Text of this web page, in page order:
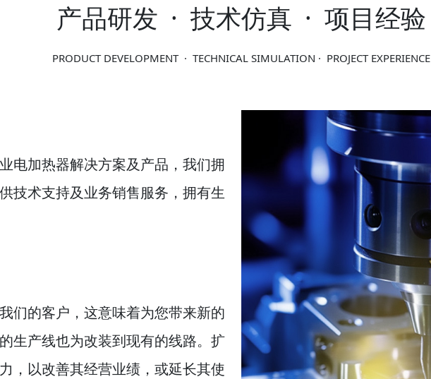
产品研发 · 技术仿真 · 项目经验
PRODUCT DEVELOPMENT · TECHNICAL SIMULATION · PROJECT EXPERIENCE
电加热器解决方案及产品，我们拥
技术支持及业务销售服务，拥有生
们的客户，这意味着为您带来新的
生产线也为改装到现有的线路。扩
，以改善其经营业绩，或延长其使